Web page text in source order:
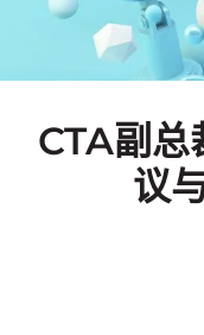
CTA副总
议